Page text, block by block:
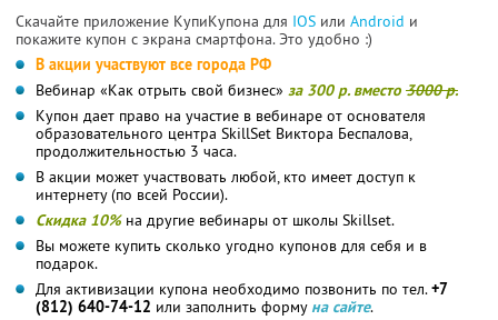
Скачайте приложение КупиКупона для IOS или Android и
покажите купон с экрана смартфона. Это удобно :)
В акции участвуют все города РФ
Вебинар «Как отрыть свой бизнес» за 300 р. вместо 3000 р.
Купон дает право на участие в вебинаре от основателя
образовательного центра SkillSet Виктора Беспалова,
продолжительностью 3 часа.
В акции может участвовать любой, кто имеет доступ к
интернету (по всей России).
Скидка 10% на другие вебинары от школы Skillset.
Вы можете купить сколько угодно купонов для себя и в
подарок.
Для активизации купона необходимо позвонить по тел.+7
(812) 640-74-12 или заполнить форму на сайте.